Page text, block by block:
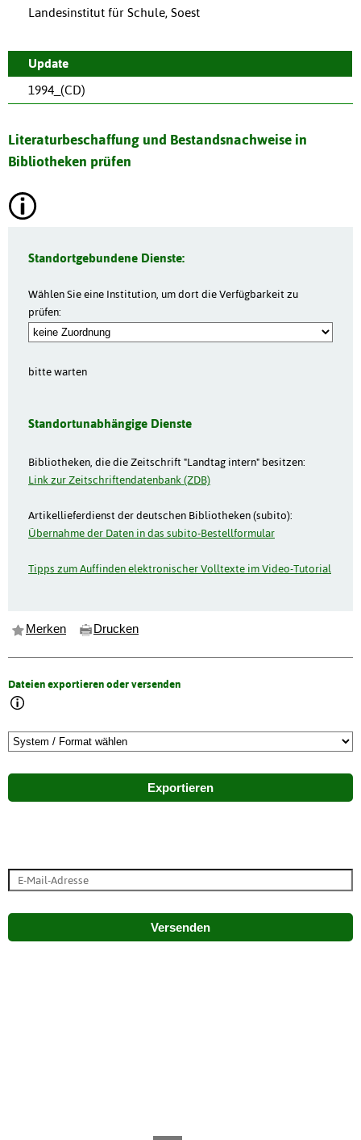
Landesinstitut für Schule, Soest
Update
1994_(CD)
Literaturbeschaffung und Bestandsnachweise in
Bibliotheken prüfen
Standortgebundene Dienste:
Wählen Sie eine Institution, um dort die Verfügbarkeit zu
prüfen:
bitte warten
Standortunabhängige Dienste
Bibliotheken, die die Zeitschrift "Landtag intern" besitzen:
Link zur Zeitschriftendatenbank (ZDB)
Artikellieferdienst der deutschen Bibliotheken (subito):
Übernahme der Daten in das subito-Bestellformular
Tipps zum Auffinden elektronischer Volltexte im Video-Tutorial
Merken Drucken
Dateien exportieren oder versenden
Exportieren
Versenden